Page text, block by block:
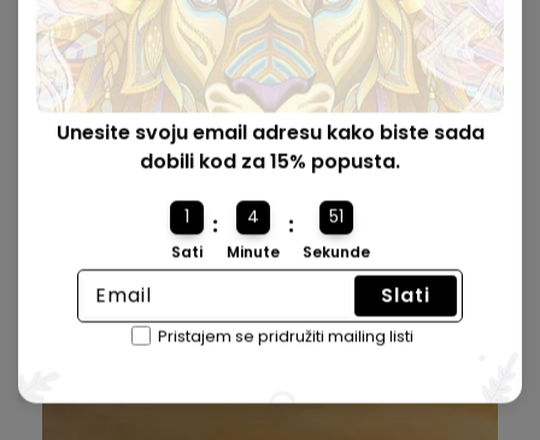
Naše kutije su lijepo dizajnirane s mehanizmom
zaključavanja i savršene veličine za slanje kao poklon.
Unesite svoju email adresu kako biste sada
dobili kod za 15% popusta.
1
Sati
: 4
Minute
: 50
Sekunde
Slati
Pristajem se pridružiti mailing listi